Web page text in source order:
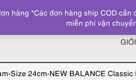
Size 24cm-NEW BALANCE
hàng *Các đơn hàng ship COD
miễn phí vận